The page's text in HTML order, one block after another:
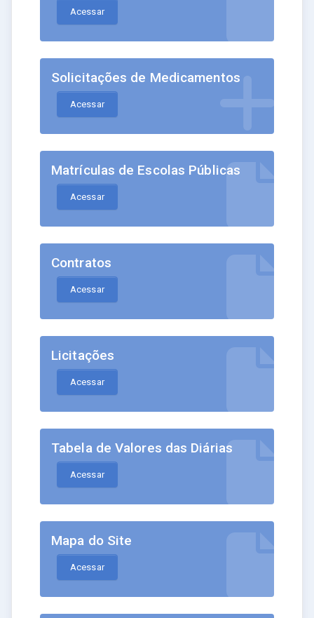
Acessar
Solicitações de Medicamentos
Acessar
Matrículas de Escolas Públicas
Acessar
Contratos
Acessar
Licitações
Acessar
Tabela de Valores das Diárias
Acessar
Mapa do Site
Acessar